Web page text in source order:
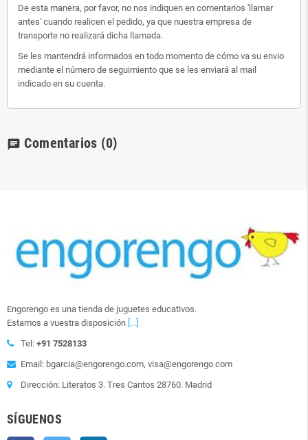
De esta manera, por favor, no nos indiquen en comentarios 'llamar
antes' cuando realicen el pedido, ya que nuestra empresa de
transporte no realizará dicha llamada.
Se les mantendrá informados en todo momento de cómo va su envio
mediante el número de seguimiento que se les enviará al mail
indicado en su cuenta.
chat Comentarios (0)
Engorengo es una tienda de juguetes educativos.
Estamos a vuestra disposición [...]
Tel: +91 7528133
Email: bgarcia@engorengo.com, visa@engorengo.com
Dirección: Literatos 3. Tres Cantos 28760. Madrid
SÍGUENOS